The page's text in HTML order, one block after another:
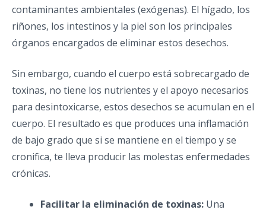
contaminantes ambientales (exógenas). El hígado, los
riñones, los intestinos y la piel son los principales
órganos encargados de eliminar estos desechos.
Sin embargo, cuando el cuerpo está sobrecargado de
toxinas, no tiene los nutrientes y el apoyo necesarios
para desintoxicarse, estos desechos se acumulan en el
cuerpo. El resultado es que produces una inflamación
de bajo grado que si se mantiene en el tiempo y se
cronifica, te lleva producir las molestas enfermedades
crónicas.
Facilitar la eliminación de toxinas: Una